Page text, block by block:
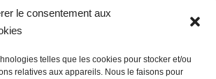
le consentement aux
telles que les cookies pour stocker et/ou
relatives aux appareils. Nous le faisons pour